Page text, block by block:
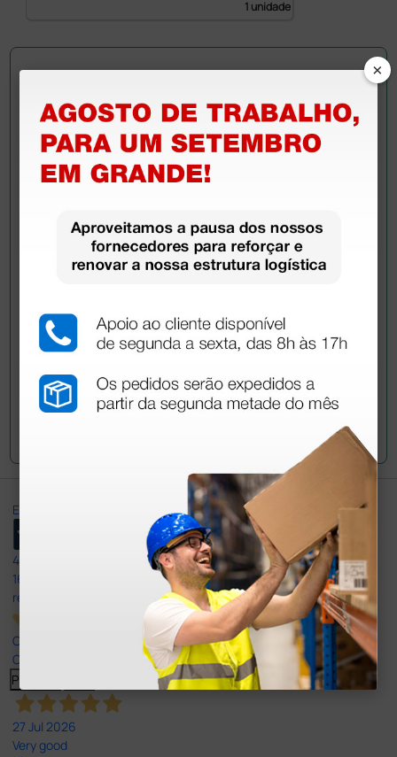
1 unidade
Ainda tem dúvidas?Necessita de mais
esclarecimentos? Envie agora a sua questão aos
colegas que já adquiriram este produto.
Excellent
4,8
165
reviews
Our 4 and 5 star reviews.
Click here to read them all >
Previous
27 Jul 2026
Very good
×